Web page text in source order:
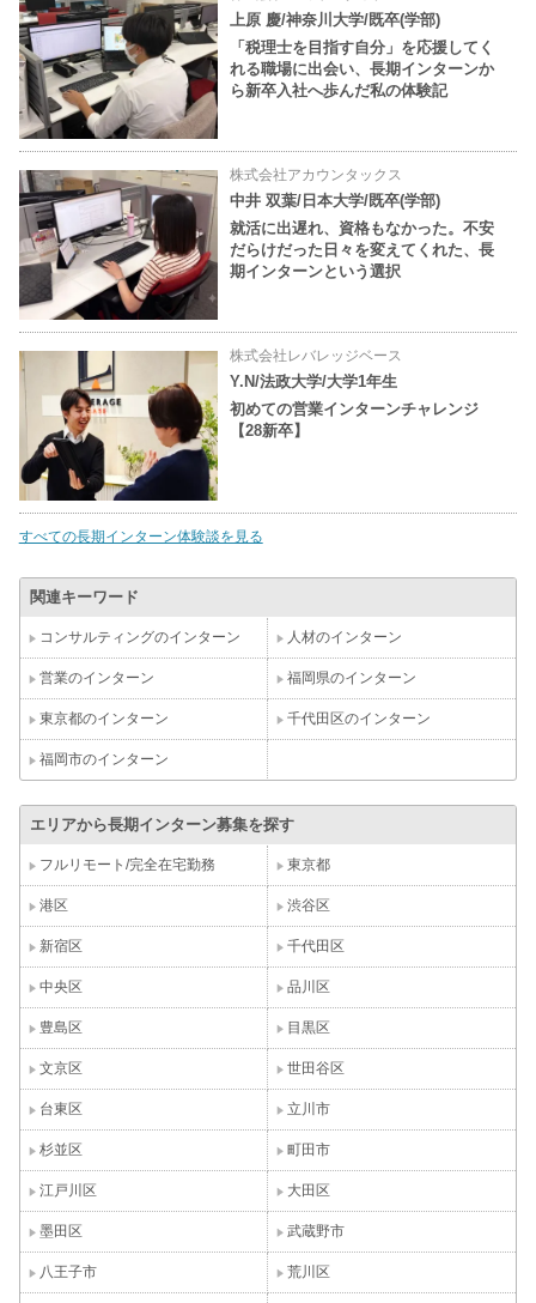
上原 慶/神奈川大学/既卒(学部)
「税理士を目指す自分」を応援してく
れる職場に出会い、長期インターンか
ら新卒入社へ歩んだ私の体験記
株式会社アカウンタックス
中井 双葉/日本大学/既卒(学部)
就活に出遅れ、資格もなかった。不安
だらけだった日々を変えてくれた、長
期インターンという選択
株式会社レバレッジベース
Y.N/法政大学/大学1年生
初めての営業インターンチャレンジ
【28新卒】
すべての長期インターン体験談を見る
関連キーワード
コンサルティングのインターン 人材のインターン
営業のインターン 福岡県のインターン
東京都のインターン 千代田区のインターン
福岡市のインターン
エリアから長期インターン募集を探す
フルリモート/完全在宅勤務 東京都
港区 渋谷区
新宿区 千代田区
中央区 品川区
豊島区 目黒区
文京区 世田谷区
台東区 立川市
杉並区 町田市
江戸川区 大田区
墨田区 武蔵野市
八王子市 荒川区